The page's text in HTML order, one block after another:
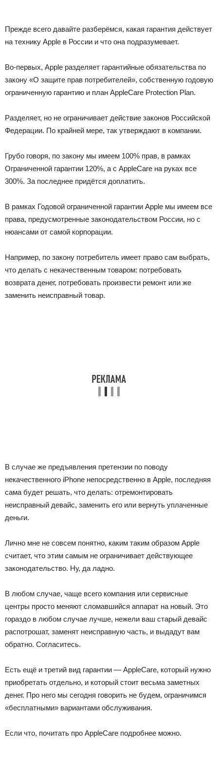
Прежде всего давайте разберёмся, какая гарантия действует
на технику Apple в России и что она подразумевает.
Во-первых, Apple разделяет гарантийные обязательства по
закону «О защите прав потребителей», собственную годовую
ограниченную гарантию и план AppleCare Protection Plan.
Разделяет, но не ограничивает действие законов Российской
Федерации. По крайней мере, так утверждают в компании.
Грубо говоря, по закону мы имеем 100% прав, в рамках
Ограниченной гарантии 120%, а с AppleCare на руках все
300%. За последнее придётся доплатить.
В рамках Годовой ограниченной гарантии Apple мы имеем все
права, предусмотренные законодательством России, но с
нюансами от самой корпорации.
Например, по закону потребитель имеет право сам выбрать,
что делать с некачественным товаром: потребовать
возврата денег, потребовать произвести ремонт или же
заменить неисправный товар.
В случае же предъявления претензии по поводу
некачественного iPhone непосредственно в Apple, последняя
сама будет решать, что делать: отремонтировать
неисправный девайс, заменить его или вернуть уплаченные
деньги.
Лично мне не совсем понятно, каким таким образом Apple
считает, что этим самым не ограничивает действующее
законодательство. Ну, да ладно.
В любом случае, чаще всего компания или сервисные
центры просто меняют сломавшийся аппарат на новый. Это
гораздо в любом случае лучше, нежели ваш старый девайс
распотрошат, заменят неисправную часть, и выдадут вам
обратно. Согласитесь.
Есть ещё и третий вид гарантии — AppleCare, который нужно
приобретать отдельно, и который стоит весьма заметных
денег. Про него мы сегодня говорить не будем, ограничимся
«бесплатными» вариантами обслуживания.
Если что, почитать про AppleCare подробнее можно.